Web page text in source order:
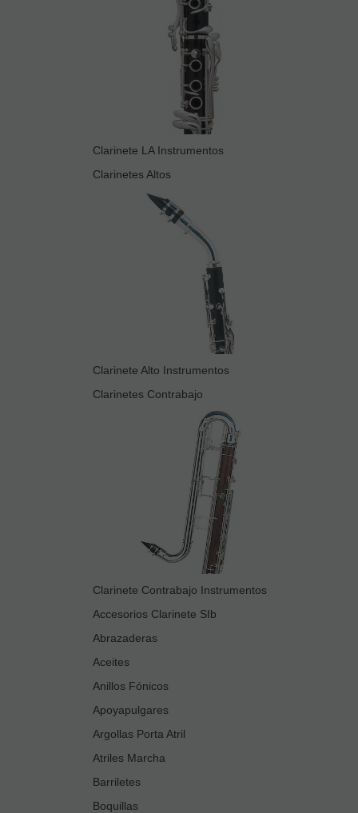
Clarinete LA Instrumentos
Clarinetes Altos
Clarinete Alto Instrumentos
Clarinetes Contrabajo
Clarinete Contrabajo Instrumentos
Accesorios Clarinete SIb
Abrazaderas
Aceites
Anillos Fónicos
Apoyapulgares
Argollas Porta Atril
Atriles Marcha
Barriletes
Boquillas